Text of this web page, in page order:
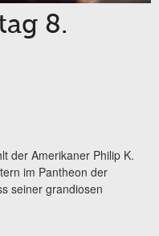
8.
der Amerikaner Philip K.
im Pantheon der
seiner grandiosen